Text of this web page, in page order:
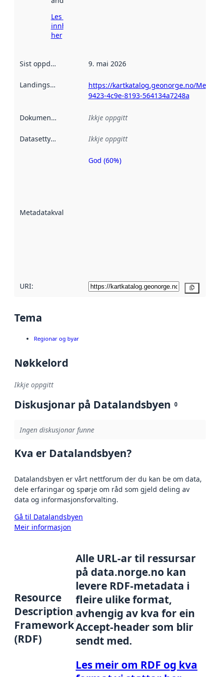
Les meir om
innhenting
her
Sist oppdatert 9. mai 2026
Landingsside
https://kartkatalog.geonorge.no/
9423-4c9e-8193-564134a7248a
Dokumentasjon Ikkje oppgitt
Datasettype Ikkje oppgitt
Metadatakvalitet
Metadatakvalitet
God (60%)
URI:
Tema
Regionar og byar
Nøkkelord
Ikkje oppgitt
Diskusjonar på Datalandsbyen 0
Ingen diskusjonar funne
Kva er Datalandsbyen?
Datalandsbyen er vårt nettforum der du kan be om data,
dele erfaringar og spørje om råd som gjeld deling av
data og informasjonsforvalting.
Gå til Datalandsbyen
Meir informasjon
Resource
Description
Framework
(RDF)
Alle URL-ar til ressursar
på data.norge.no kan
levere RDF-metadata i
fleire ulike format,
avhengig av kva for ein
Accept-header som blir
sendt med.
Les meir om RDF og kva